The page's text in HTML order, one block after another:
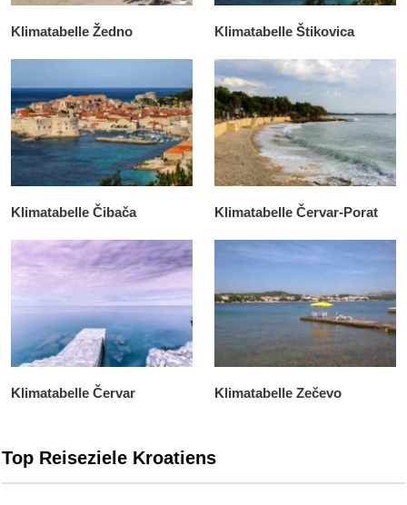
Klimatabelle Žedno Klimatabelle Štikovica
Klimatabelle Čibača Klimatabelle Červar-Porat
Klimatabelle Červar Klimatabelle Zečevo
Top Reiseziele Kroatiens